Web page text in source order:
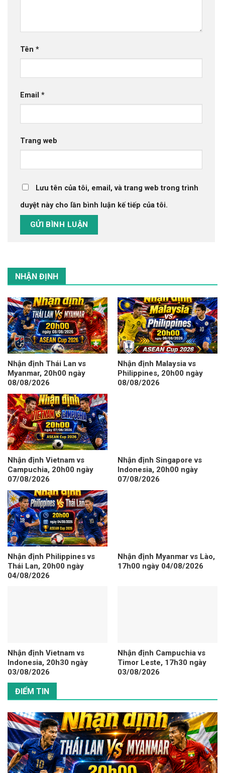
Tên *
Email *
Trang web
Lưu tên của tôi, email, và trang web trong trình
duyệt này cho lần bình luận kế tiếp của tôi.
NHẬN ĐỊNH
Nhận định Thái Lan vs
Myanmar, 20h00 ngày
08/08/2026
Nhận định Malaysia vs
Philippines, 20h00 ngày
08/08/2026
Nhận định Vietnam vs
Campuchia, 20h00 ngày
07/08/2026
Nhận định Singapore vs
Indonesia, 20h00 ngày
07/08/2026
Nhận định Philippines vs
Thái Lan, 20h00 ngày
04/08/2026
Nhận định Myanmar vs Lào,
17h00 ngày 04/08/2026
Nhận định Vietnam vs
Indonesia, 20h30 ngày
03/08/2026
Nhận định Campuchia vs
Timor Leste, 17h30 ngày
03/08/2026
ĐIỂM TIN